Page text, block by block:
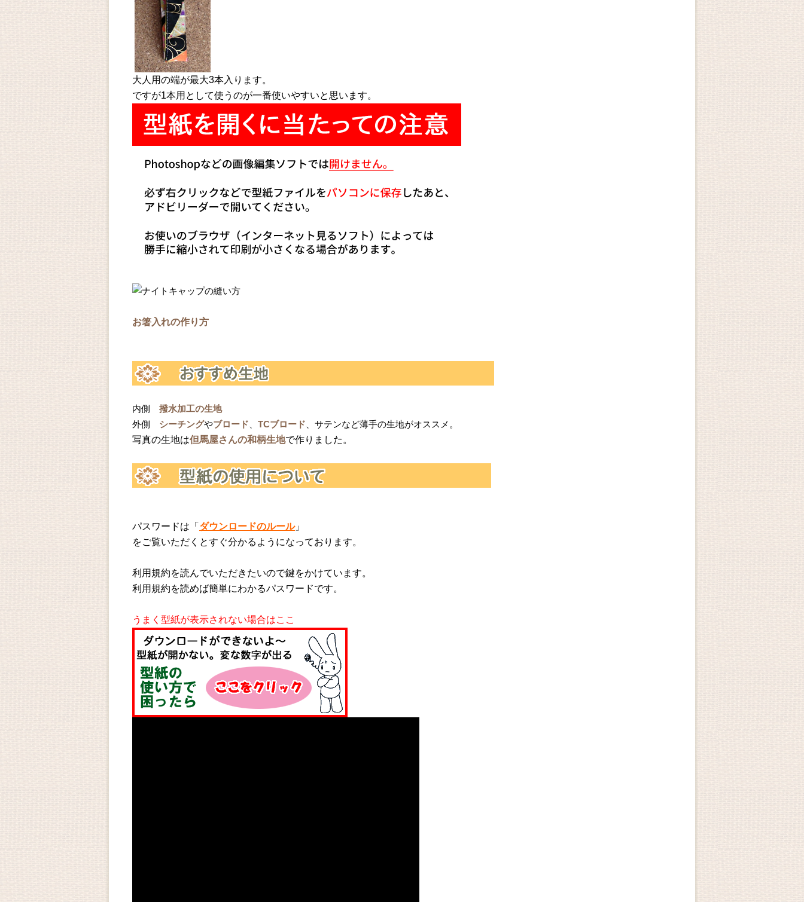
大人用の端が最大3本入ります。
ですが1本用として使うのが一番使いやすいと思います。
お箸入れの作り方
内側 撥水加工の生地
外側 シーチングやブロード TCブロード 、サテンなど薄手の生地がオススメ。
写真の生地は但馬屋さんの和柄生地で作りました。
パスワードは「 ダウンロードのルール」
をご覧いただくとすぐ分かるようになっております。
利用規約を読んでいただきたいので鍵をかけています。
利用規約を読めば簡単にわかるパスワードです。
うまく型紙が表示されない場合はここ